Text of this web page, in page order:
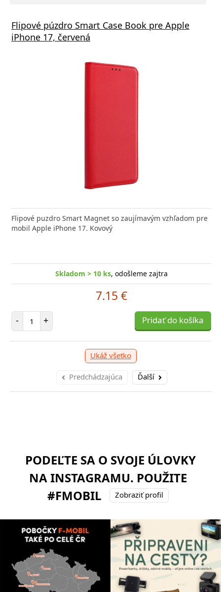
Flipové púzdro Smart Case Book pre Apple
iPhone 17, červená
Flipové puzdro Smart Magnet so zaujímavým vzhľadom pre
mobil Apple iPhone 17. Kovový
Skladom > 10 ks, odošleme zajtra
7.15 €
- Počet položiek
+ Pridať do košíka
Ukáž všetko
Predchádzajúca Ďalší
nabíjačka FIXED s 2xUSB výstupom,
Rapid Charge, biela
nabíjačka FIXED zaistí rýchle a bezpečné nabíjanie
smartfónu,
11.21 €
PODEĽTE SA O SVOJE ÚLOVKY
NA INSTAGRAMU. POUŽITE
#FMOBIL
Zobraziť profil